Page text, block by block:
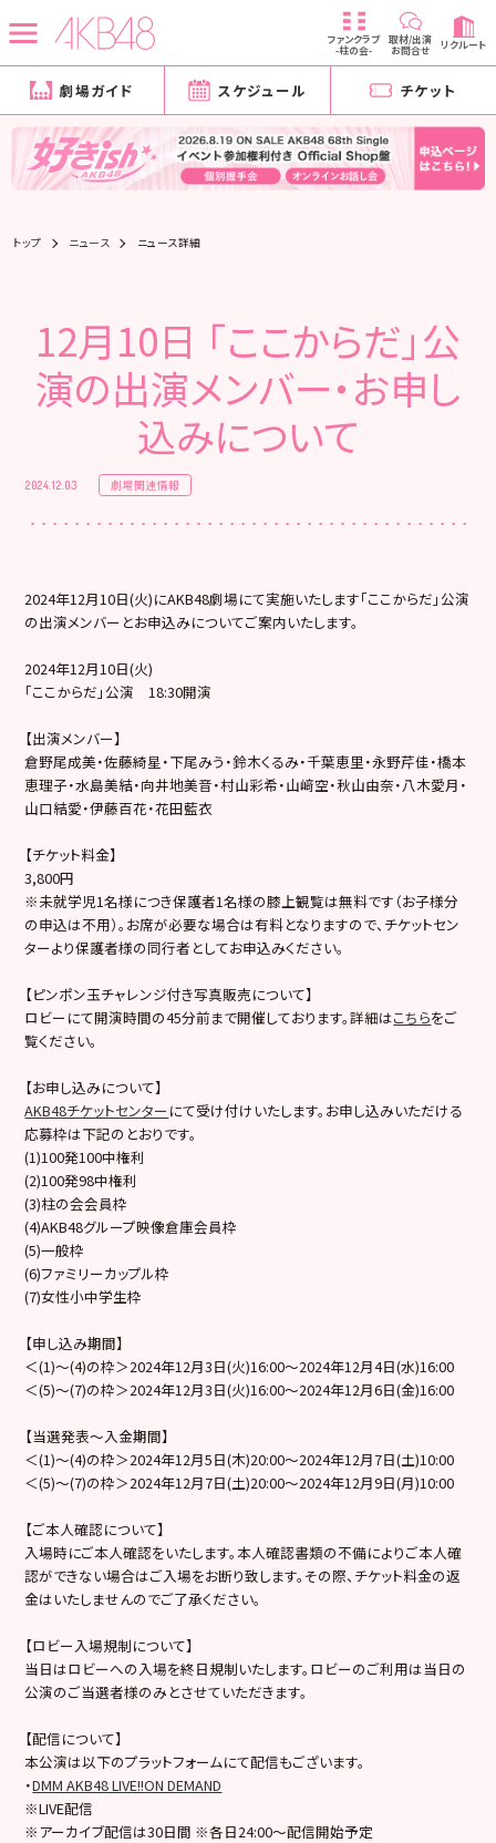
ファンクラブ
-柱の会-
取材/出演
お問合せ リクルート
劇場ガイド スケジュール チケット
トップ ニュース ニュース詳細
12月10日 「ここからだ」公
演の出演メンバー・お申し
込みについて
2024.12.03 劇場関連情報
2024年12月10日(火)にAKB48劇場にて実施いたします「ここからだ」公演
の出演メンバーとお申込みについてご案内いたします。
2024年12月10日(火)
「ここからだ」公演 18:30開演
【出演メンバー】
倉野尾成美・佐藤綺星・下尾みう・鈴木くるみ・千葉恵里・永野芹佳・橋本
恵理子・水島美結・向井地美音・村山彩希・山﨑空・秋山由奈・八木愛月・
山口結愛・伊藤百花・花田藍衣
【チケット料金】
3,800円
※未就学児1名様につき保護者1名様の膝上観覧は無料です（お子様分
の申込は不用）。お席が必要な場合は有料となりますので、チケットセン
ターより保護者様の同行者としてお申込みください。
【ピンポン玉チャレンジ付き写真販売について】
ロビーにて開演時間の45分前まで開催しております。詳細はこちらをご
覧ください。
【お申し込みについて】
AKB48チケットセンター にて受け付けいたします。お申し込みいただける
応募枠は下記のとおりです。
(1)100発100中権利
(2)100発98中権利
(3)柱の会会員枠
(4)AKB48グループ映像倉庫会員枠
(5)一般枠
(6)ファミリーカップル枠
(7)女性小中学生枠
【申し込み期間】
＜(1)～(4)の枠＞2024年12月3日(火)16:00～2024年12月4日(水)16:00
＜(5)～(7)の枠＞2024年12月3日(火)16:00～2024年12月6日(金)16:00
【当選発表～入金期間】
＜(1)～(4)の枠＞2024年12月5日(木)20:00～2024年12月7日(土)10:00
＜(5)～(7)の枠＞2024年12月7日(土)20:00～2024年12月9日(月)10:00
【ご本人確認について】
入場時にご本人確認をいたします。本人確認書類の不備によりご本人確
認ができない場合はご入場をお断り致します。その際、チケット料金の返
金はいたしませんのでご了承ください。
【ロビー入場規制について】
当日はロビーへの入場を終日規制いたします。ロビーのご利用は当日の
公演のご当選者様のみとさせていただきます。
【配信について】
本公演は以下のプラットフォームにて配信もございます。
・DMM AKB48 LIVE!!ON DEMAND
※LIVE配信
※アーカイブ配信は30日間 ※各日24:00～配信開始予定